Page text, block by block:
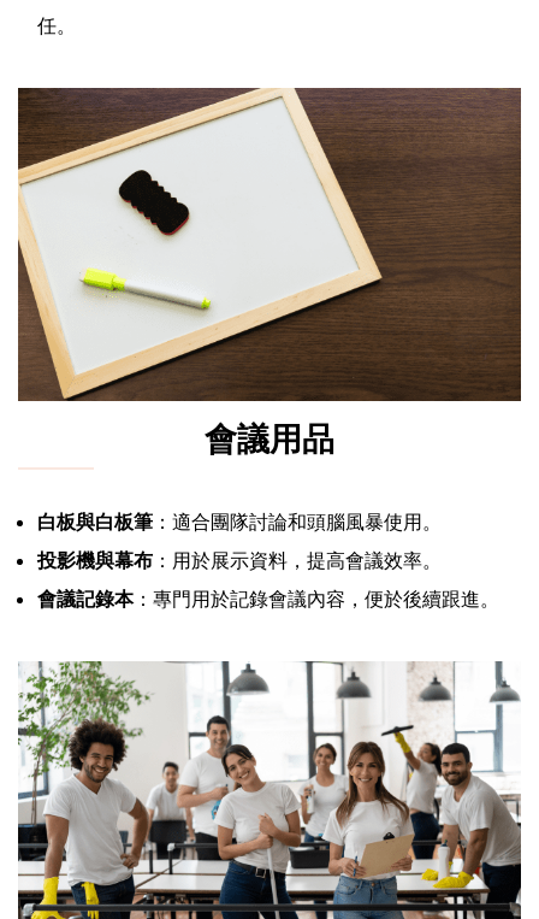
任。
會議用品
白板與白板筆 ：適合團隊討論和頭腦風暴使用。
投影機與幕布 ：用於展示資料，提高會議效率。
會議記錄本：專門用於記錄會議內容，便於後續跟進。